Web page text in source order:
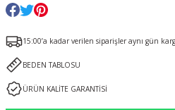
15:00’a kadar verilen siparişler aynı gün
BEDEN TABLOSU
ÜRÜN KALİTE GARANTİSİ